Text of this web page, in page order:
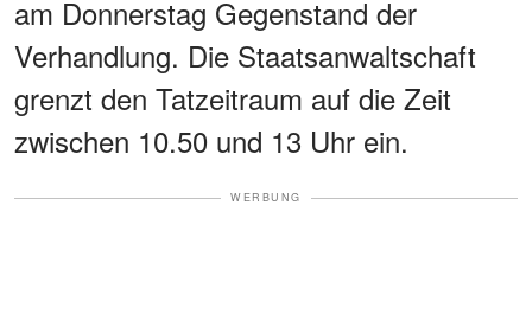
am Donnerstag Gegenstand der
Verhandlung. Die Staatsanwaltschaft
grenzt den Tatzeitraum auf die Zeit
zwischen 10.50 und 13 Uhr ein.
WERBUNG